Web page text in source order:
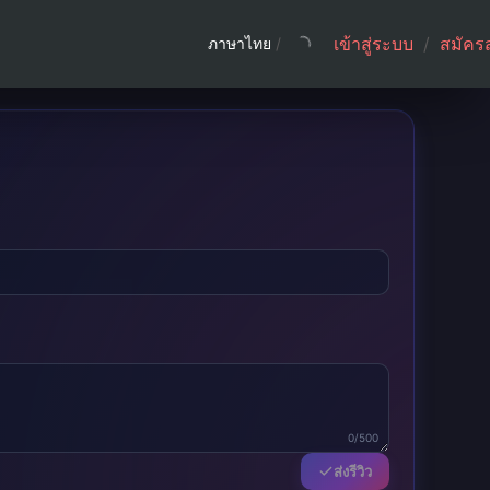
ภาษาไทย / เข้าสู่ระบบ / สมัคร
0/500
ส่งรีวิว